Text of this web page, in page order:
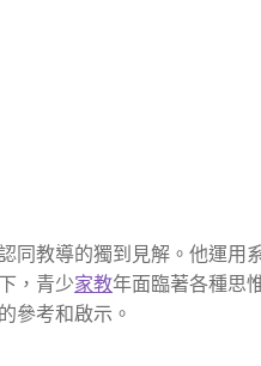
同教導的獨到見解。他運用
，青少家教年面臨著各種思
參考和啟示。